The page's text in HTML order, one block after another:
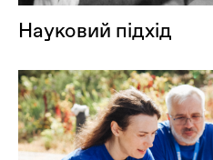
Науковий підхід